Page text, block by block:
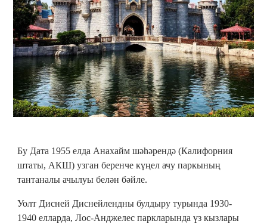
Бу Дата 1955 елда Анахайм шәһәрендә (Калифорния
штаты, АКШ) узган беренче күңел ачу паркының
тантаналы ачылуы белән бәйле.
Уолт Дисней Диснейлендны булдыру турында 1930-
1940 елларда, Лос-Анджелес паркларында үз кызлары